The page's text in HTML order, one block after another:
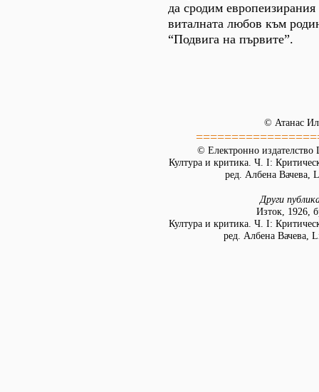
да сродим европеизирания
виталната любов към
“Подвига на първите”.
© Атанас
© Електронно издателство
Култура и критика. Ч. I:
ред. Албена Вачева,
Други
Изток, 1926,
Култура и критика. Ч. I:
ред. Албена Вачева,